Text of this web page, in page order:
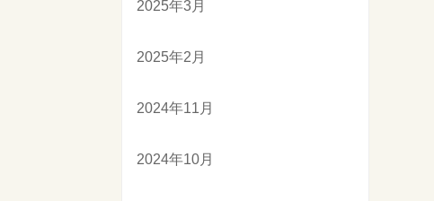
2025年3月
2025年2月
2024年11月
2024年10月